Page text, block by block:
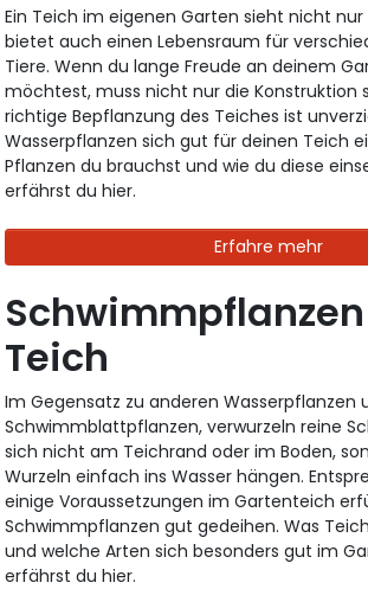
Ein Teich im eigenen Garten sieht nicht
bietet auch einen Lebensraum für
Tiere. Wenn du lange Freude an deinem
möchtest, muss nicht nur die Konstruktion
richtige Bepflanzung des Teiches ist
Wasserpflanzen sich gut für deinen Teich
Pflanzen du brauchst und wie du diese
erfährst du hier.
Erfahre mehr
Teich
Im Gegensatz zu anderen Wasserpflanzen
Schwimmblattpflanzen, verwurzeln reine
sich nicht am Teichrand oder im Boden,
Wurzeln einfach ins Wasser hängen.
einige Voraussetzungen im Gartenteich
Schwimmpflanzen gut gedeihen. Was
und welche Arten sich besonders gut im
erfährst du hier.